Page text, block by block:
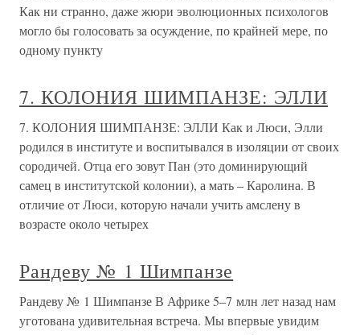
Как ни странно, даже жюри эволюционных психологов
могло бы голосовать за осуждение, по крайней мере, по
одному пункту
7. КОЛОНИЯ ШИМПАНЗЕ: ЭЛЛИ
7. КОЛОНИЯ ШИМПАНЗЕ: ЭЛЛИ Как и Люси, Элли
родился в институте и воспитывался в изоляции от своих
сородичей. Отца его зовут Пан (это доминирующий
самец в институтской колонии), а мать – Каролина. В
отличие от Люси, которую начали учить амслену в
возрасте около четырех
Рандеву № 1 Шимпанзе
Рандеву № 1 Шимпанзе В Африке 5–7 млн лет назад нам
уготована удивительная встреча. Мы впервые увидим